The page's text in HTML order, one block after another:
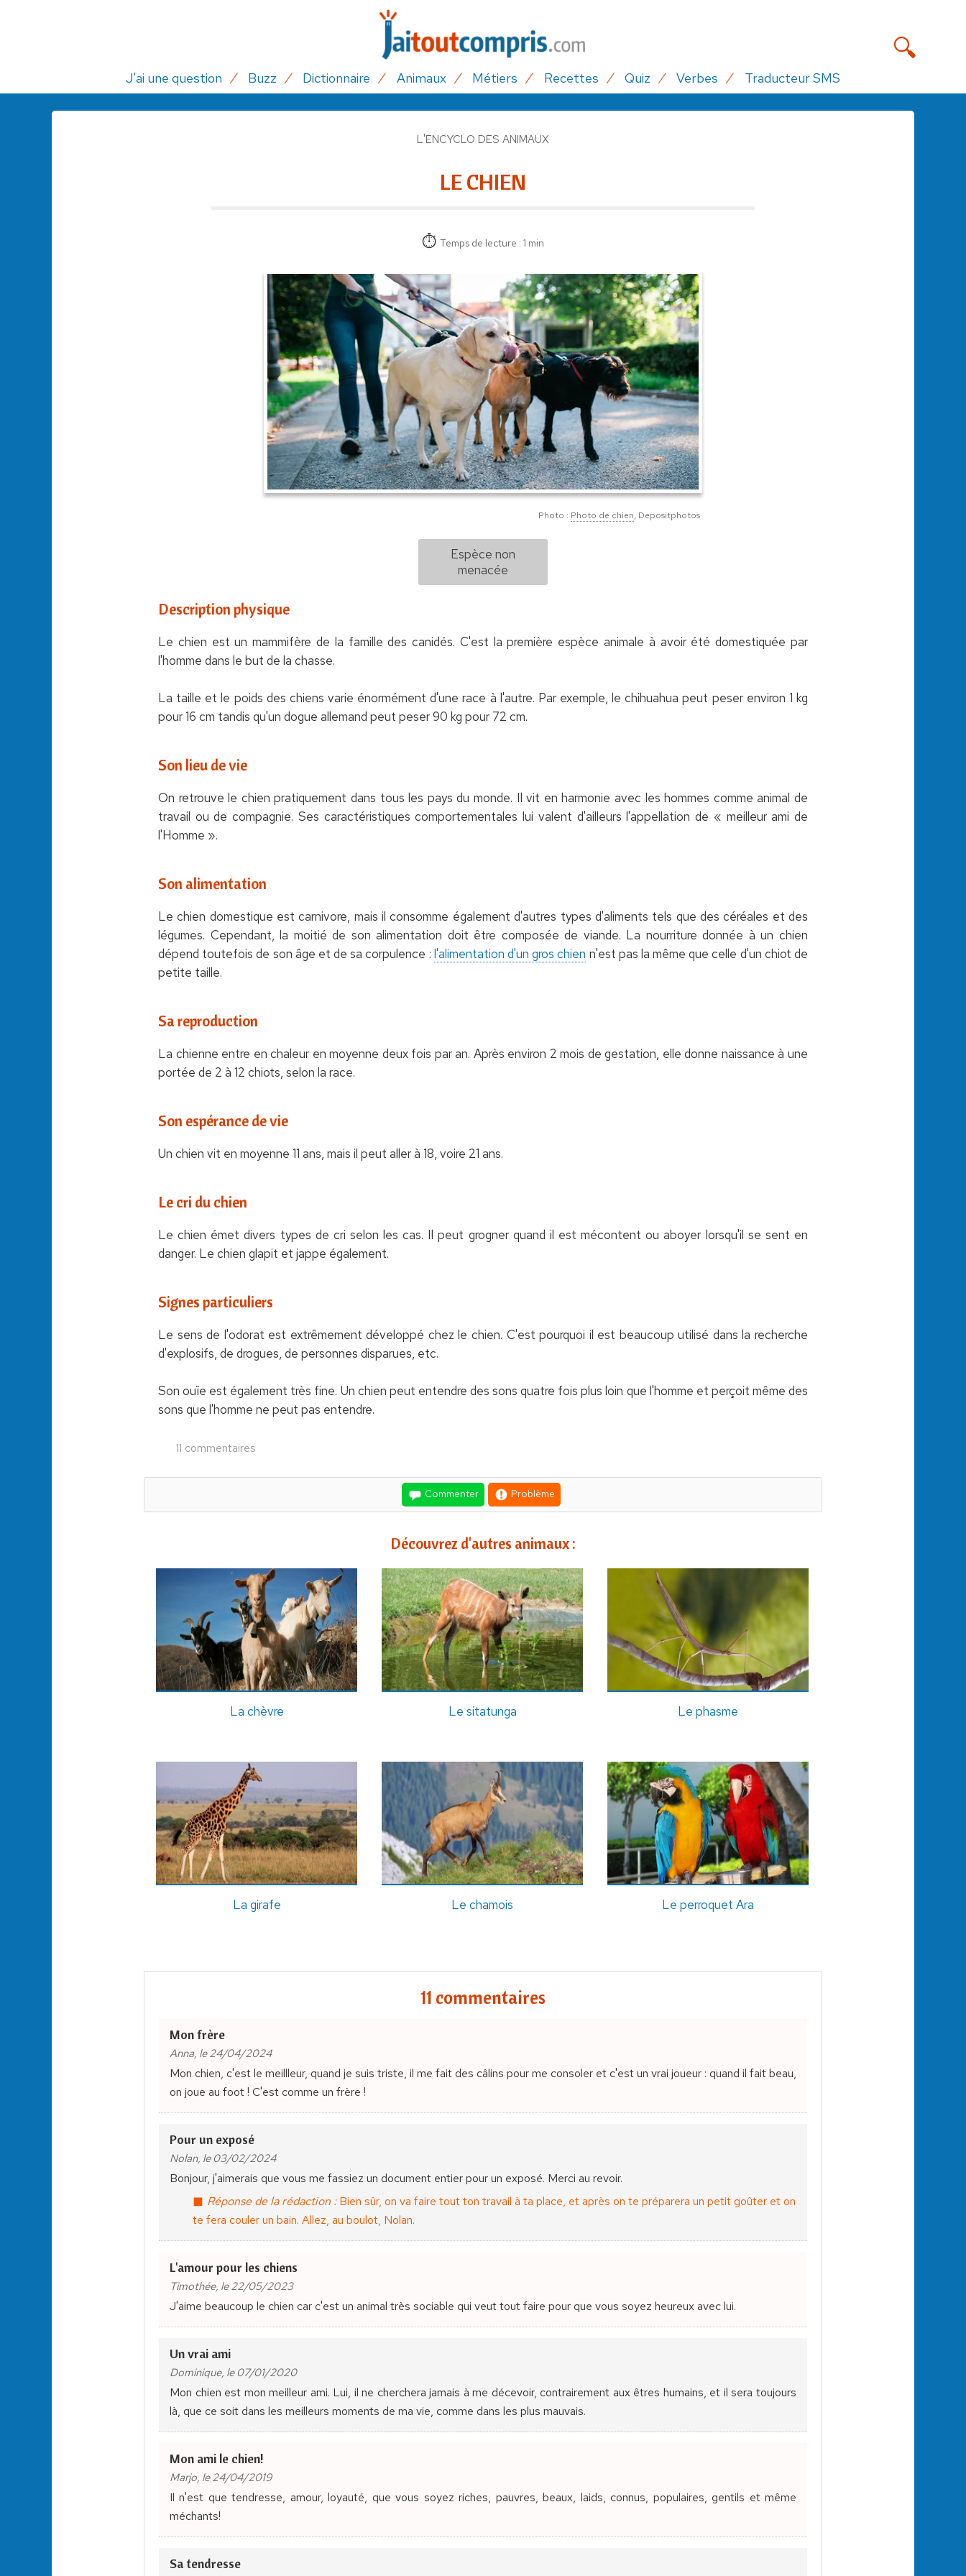
J'ai une question Buzz Dictionnaire Animaux Métiers Recettes Quiz Verbes Traducteur SMS
L'ENCYCLO DES ANIMAUX
LE CHIEN
Temps de lecture : 1 min
Photo : Photo de chien, Depositphotos
Espèce non
menacée
Description physique
Le chien est un mammifère de la famille des canidés. C'est la première espèce animale à avoir été domestiquée par
l'homme dans le but de la chasse.
La taille et le poids des chiens varie énormément d'une race à l'autre. Par exemple, le chihuahua peut peser environ 1 kg
pour 16 cm tandis qu'un dogue allemand peut peser 90 kg pour 72 cm.
Son lieu de vie
On retrouve le chien pratiquement dans tous les pays du monde. Il vit en harmonie avec les hommes comme animal de
travail ou de compagnie. Ses caractéristiques comportementales lui valent d'ailleurs l'appellation de « meilleur ami de
l'Homme ».
Son alimentation
Le chien domestique est carnivore, mais il consomme également d'autres types d'aliments tels que des céréales et des
légumes. Cependant, la moitié de son alimentation doit être composée de viande. La nourriture donnée à un chien
dépend toutefois de son âge et de sa corpulence : l'alimentation d'un gros chien n'est pas la même que celle d'un chiot de
petite taille.
Sa reproduction
La chienne entre en chaleur en moyenne deux fois par an. Après environ 2 mois de gestation, elle donne naissance à une
portée de 2 à 12 chiots, selon la race.
Son espérance de vie
Un chien vit en moyenne 11 ans, mais il peut aller à 18, voire 21 ans.
Le cri du chien
Le chien émet divers types de cri selon les cas. Il peut grogner quand il est mécontent ou aboyer lorsqu'il se sent en
danger. Le chien glapit et jappe également.
Signes particuliers
Le sens de l'odorat est extrêmement développé chez le chien. C'est pourquoi il est beaucoup utilisé dans la recherche
d'explosifs, de drogues, de personnes disparues, etc.
Son ouïe est également très fine. Un chien peut entendre des sons quatre fois plus loin que l'homme et perçoit même des
sons que l'homme ne peut pas entendre.
11 commentaires
Commenter Problème
Découvrez d'autres animaux :
La chèvre Le sitatunga Le phasme
La girafe Le chamois Le perroquet Ara
11 commentaires
Mon frère
Anna, le 24/04/2024
Mon chien, c'est le meillleur, quand je suis triste, il me fait des câlins pour me consoler et c'est un vrai joueur : quand il fait beau,
on joue au foot ! C'est comme un frère !
Pour un exposé
Nolan, le 03/02/2024
Bonjour, j'aimerais que vous me fassiez un document entier pour un exposé. Merci au revoir.
Réponse de la rédaction :Bien sûr, on va faire tout ton travail à ta place, et après on te préparera un petit goûter et on
te fera couler un bain. Allez, au boulot, Nolan.
L'amour pour les chiens
Timothée, le 22/05/2023
J'aime beaucoup le chien car c'est un animal très sociable qui veut tout faire pour que vous soyez heureux avec lui.
Un vrai ami
Dominique, le 07/01/2020
Mon chien est mon meilleur ami. Lui, il ne cherchera jamais à me décevoir, contrairement aux êtres humains, et il sera toujours
là, que ce soit dans les meilleurs moments de ma vie, comme dans les plus mauvais.
Mon ami le chien!
Marjo, le 24/04/2019
Il n'est que tendresse, amour, loyauté, que vous soyez riches, pauvres, beaux, laids, connus, populaires, gentils et même
méchants!
Sa tendresse